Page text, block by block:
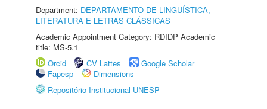
Department: DEPARTAMENTO DE LINGUÍSTICA,
LITERATURA E LETRAS CLÁSSICAS
Academic Appointment Category: RDIDP Academic
title: MS-5.1
Orcid
CV Lattes
Google Scholar
Fapesp
Dimensions
Repositório Institucional UNESP